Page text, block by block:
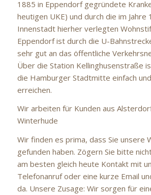
1885 in Eppendorf gegründete
heutigen UKE) und durch die im Jahre
Innenstadt hierher verlegten
Eppendorf ist durch die U-
sehr gut an das öffentliche
Über die Station Kellinghusenstraße
die Hamburger Stadtmitte einfach
erreichen.
Wir arbeiten für Kunden aus
Winterhude
Wir finden es prima, dass Sie unsere
gefunden haben. Zögern Sie bitte
am besten gleich heute Kontakt mit
Telefonanruf oder eine kurze Email
da. Unsere Zusage: Wir sorgen für